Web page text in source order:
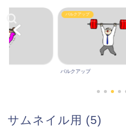
ギア・アイテム
ギア・アイテム
サムネイル用 (5)